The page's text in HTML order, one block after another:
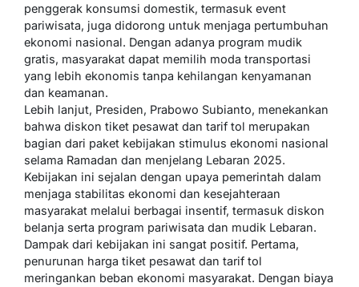
penggerak konsumsi domestik, termasuk event
pariwisata, juga didorong untuk menjaga pertumbuhan
ekonomi nasional. Dengan adanya program mudik
gratis, masyarakat dapat memilih moda transportasi
yang lebih ekonomis tanpa kehilangan kenyamanan
dan keamanan.
Lebih lanjut, Presiden, Prabowo Subianto, menekankan
bahwa diskon tiket pesawat dan tarif tol merupakan
bagian dari paket kebijakan stimulus ekonomi nasional
selama Ramadan dan menjelang Lebaran 2025.
Kebijakan ini sejalan dengan upaya pemerintah dalam
menjaga stabilitas ekonomi dan kesejahteraan
masyarakat melalui berbagai insentif, termasuk diskon
belanja serta program pariwisata dan mudik Lebaran.
Dampak dari kebijakan ini sangat positif. Pertama,
penurunan harga tiket pesawat dan tarif tol
meringankan beban ekonomi masyarakat. Dengan biaya